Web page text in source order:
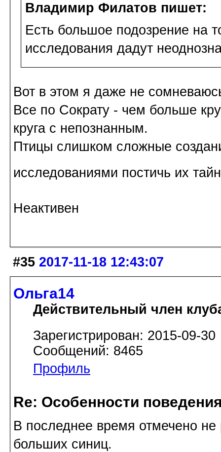
Владимир Филатов пишет:
Есть большое подозрение на
исследования дадут
Вот в этом я даже не
Все по Сократу - чем больше
круга с непознанным.
Птицы слишком сложные
исследованиями постичь их
Неактивен
#35 2017-11-18 12:43:07
Ольга14
Действительный член
Зарегистрирован: 2015-09-30
Сообщений: 8465
Профиль
Re: Особенности
В последнее время отмечено
больших синиц.